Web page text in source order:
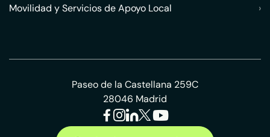
Movilidad y Servicios de Apoyo Local
›
Paseo de la Castellana 259C
28046 Madrid